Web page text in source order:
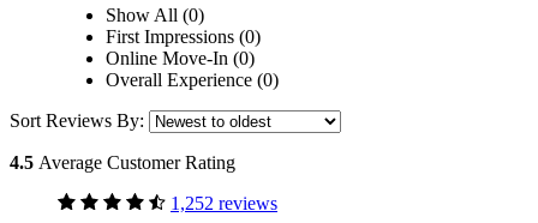
Show All (0)
First Impressions (0)
Online Move-In (0)
Overall Experience (0)
Sort Reviews By:
4.5 Average Customer Rating
1,252 reviews